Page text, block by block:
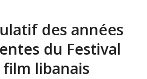
des années
du Festival
libanais